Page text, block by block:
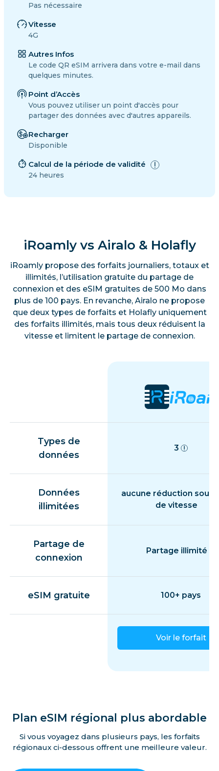
Pas nécessaire
Vitesse
4G
Autres Infos
Le code QR eSIM arrivera dans votre e-mail dans
quelques minutes.
Point d’Accès
Vous pouvez utiliser un point d'accès pour
partager des données avec d'autres appareils.
Recharger
Disponible
Calcul de la période de validité
24 heures
iRoamly vs Airalo & Holafly
iRoamly propose des forfaits journaliers, totaux et
illimités, l’utilisation gratuite du partage de
connexion et des eSIM gratuites de 500 Mo dans
plus de 100 pays. En revanche, Airalo ne propose
que deux types de forfaits et Holafly uniquement
des forfaits illimités, mais tous deux réduisent la
vitesse et limitent le partage de connexion.
Types de
données
3
Données
illimitées
aucune réduction
de vitesse
Partage de
connexion
Partage illimité
eSIM gratuite 100+ pays
Voir le forfait
Plan eSIM régional plus abordable
Si vous voyagez dans plusieurs pays, les forfaits
régionaux ci-dessous offrent une meilleure valeur.